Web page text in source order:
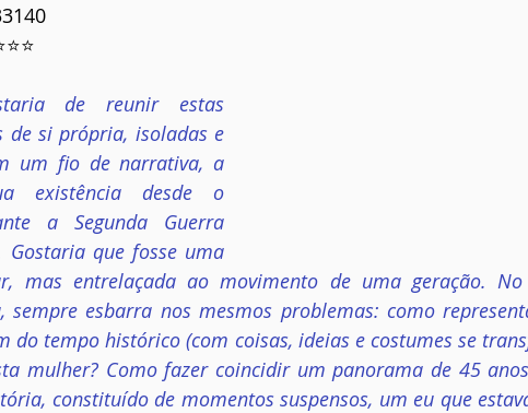
de reunir estas
de si própria, isoladas e
um fio de narrativa, a
existência desde o
a Segunda Guerra
que fosse uma
mas entrelaçada ao movimento de uma geração.
sempre esbarra nos mesmos problemas: como
do tempo histórico (com coisas, ideias e costumes se
mulher? Como fazer coincidir um panorama de 45
constituído de momentos suspensos, um eu que